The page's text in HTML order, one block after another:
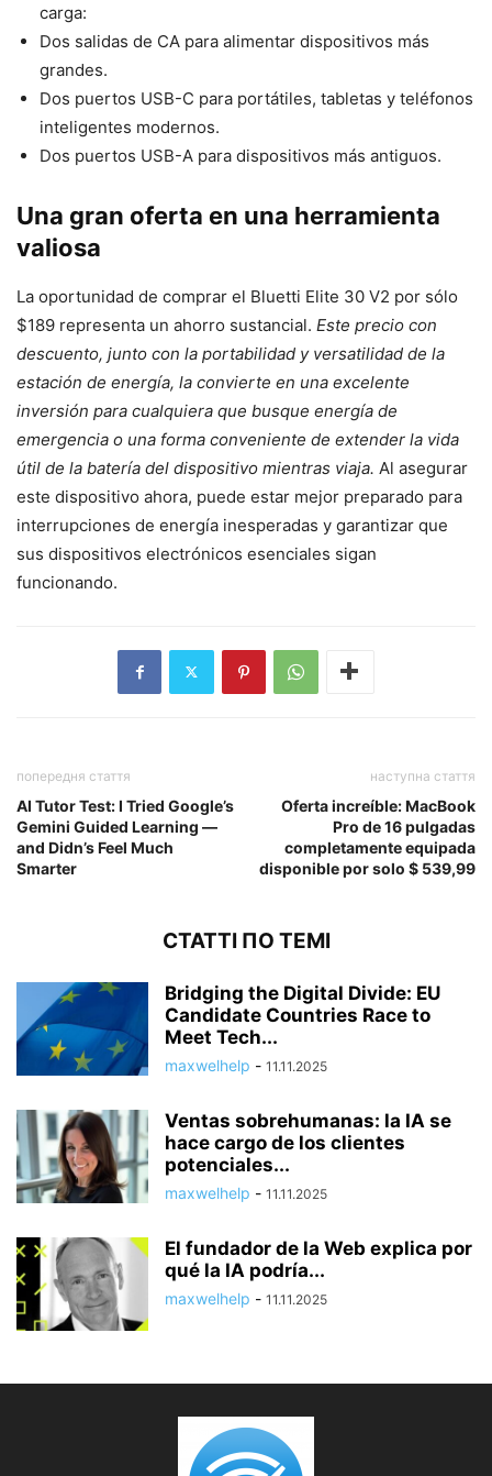
carga:
Dos salidas de CA para alimentar dispositivos más
grandes.
Dos puertos USB-C para portátiles, tabletas y teléfonos
inteligentes modernos.
Dos puertos USB-A para dispositivos más antiguos.
Una gran oferta en una herramienta
valiosa
La oportunidad de comprar el Bluetti Elite 30 V2 por sólo
$189 representa un ahorro sustancial. Este precio con
descuento, junto con la portabilidad y versatilidad de la
estación de energía, la convierte en una excelente
inversión para cualquiera que busque energía de
emergencia o una forma conveniente de extender la vida
útil de la batería del dispositivo mientras viaja. Al asegurar
este dispositivo ahora, puede estar mejor preparado para
interrupciones de energía inesperadas y garantizar que
sus dispositivos electrónicos esenciales sigan
funcionando.
попередня стаття
AI Tutor Test: I Tried Google’s
Gemini Guided Learning —
and Didn’s Feel Much
Smarter
наступна стаття
Oferta increíble: MacBook
Pro de 16 pulgadas
completamente equipada
disponible por solo $ 539,99
СТАТТІ ПО ТЕМІ
Bridging the Digital Divide: EU
Candidate Countries Race to
Meet Tech...
maxwelhelp - 11.11.2025
Ventas sobrehumanas: la IA se
hace cargo de los clientes
potenciales...
maxwelhelp - 11.11.2025
El fundador de la Web explica por
qué la IA podría...
maxwelhelp - 11.11.2025